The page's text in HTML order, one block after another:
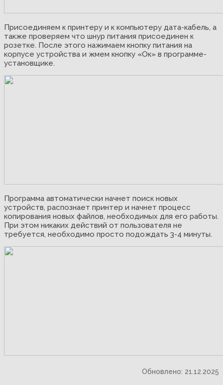
Присоединяем к принтеру и к компьютеру дата-кабель, а
также проверяем что шнур питания присоединен к
розетке. После этого нажимаем кнопку питания на
корпусе устройства и жмем кнопку «Ок» в программе-
установщике.
Программа автоматически начнет поиск новых
устройств, распознает принтер и начнет процесс
копирования новых файлов, необходимых для его работы.
При этом никаких действий от пользователя не
требуется, необходимо просто подождать 3-4 минуты.
Обновлено: 21.12.2025